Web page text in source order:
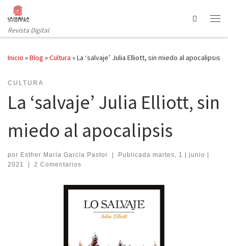
Saltar al contenido
Revista Digital
Search
Inicio »Blog »Cultura »La ‘salvaje’ Julia Elliott, sin miedo al apocalipsis
CULTURA
La ‘salvaje’ Julia Elliott, sin
miedo al apocalipsis
por Esther María García Pastor | Publicada martes, 1 | junio |
2021
| 2 Comentarios